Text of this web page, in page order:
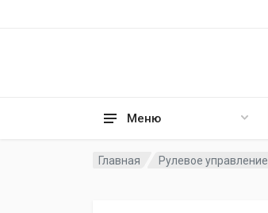
Меню
Главная Рулевое управление